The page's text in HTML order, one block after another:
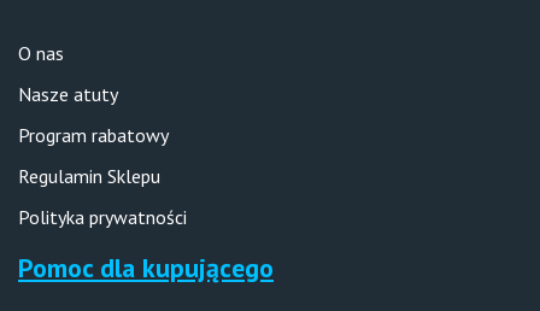
O nas
Nasze atuty
Program rabatowy
Regulamin Sklepu
Polityka prywatności
Pomoc dla kupującego